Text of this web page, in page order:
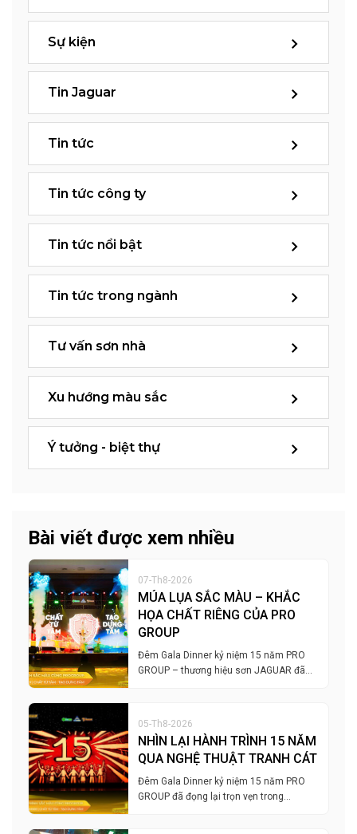
Sự kiện
Tin Jaguar
Tin tức
Tin tức công ty
Tin tức nổi bật
Tin tức trong ngành
Tư vấn sơn nhà
Xu hướng màu sắc
Ý tưởng - biệt thự
Bài viết được xem nhiều
07-Th8-2026
MÚA LỤA SẮC MÀU – KHẮC
HỌA CHẤT RIÊNG CỦA PRO
GROUP
Đêm Gala Dinner kỷ niệm 15 năm PRO
GROUP – thương hiệu sơn JAGUAR đã…
05-Th8-2026
NHÌN LẠI HÀNH TRÌNH 15 NĂM
QUA NGHỆ THUẬT TRANH CÁT
Đêm Gala Dinner kỷ niệm 15 năm PRO
GROUP đã đọng lại trọn vẹn trong…